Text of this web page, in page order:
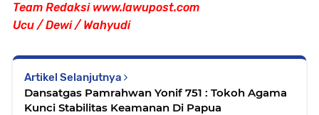
Team Redaksi www.lawupost.com
Ucu / Dewi / Wahyudi
Artikel Selanjutnya
Dansatgas Pamrahwan Yonif 751 : Tokoh Agama
Kunci Stabilitas Keamanan Di Papua